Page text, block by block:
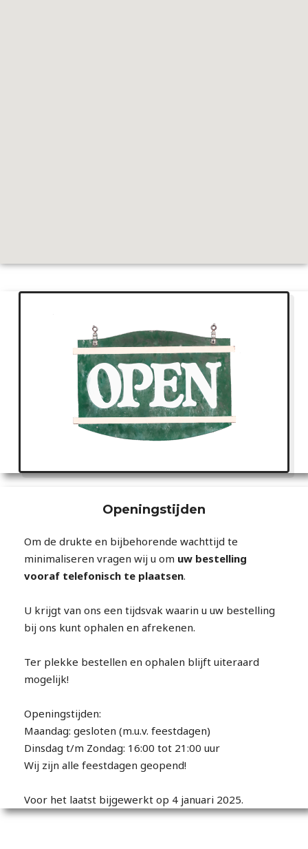
Openingstijden
Om de drukte en bijbehorende wachttijd te
minimaliseren vragen wij u om uw bestelling
vooraf telefonisch te plaatsen.
U krijgt van ons een tijdsvak waarin u uw bestelling
bij ons kunt ophalen en afrekenen.
Ter plekke bestellen en ophalen blijft uiteraard
mogelijk!
Openingstijden:
Maandag: gesloten (m.u.v. feestdagen)
Dinsdag t/m Zondag: 16:00 tot 21:00 uur
Wij zijn alle feestdagen geopend!
Voor het laatst bijgewerkt op 4 januari 2025.